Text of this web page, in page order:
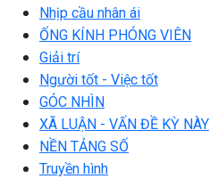
Nhịp cầu nhân ái
ỐNG KÍNH PHÓNG VIÊN
Giải trí
Người tốt - Việc tốt
GÓC NHÌN
XÃ LUẬN - VẤN ĐỀ KỲ NÀY
NỀN TẢNG SỐ
Truyền hình